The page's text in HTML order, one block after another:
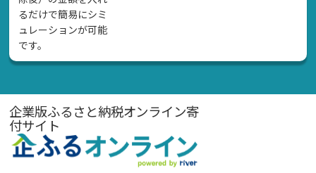
るだけで簡易にシミ
ュレーションが可能
です。
企業版ふるさと納税オンライン寄
付サイト